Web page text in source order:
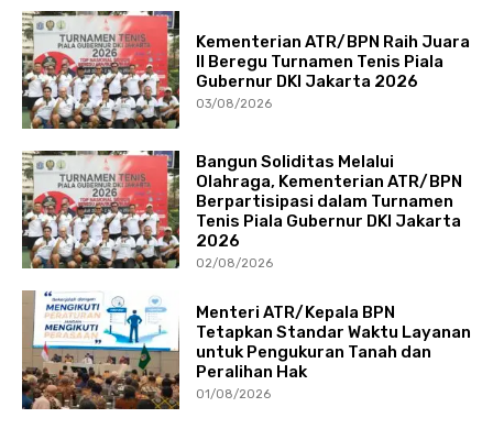
Kementerian ATR/BPN Raih Juara
II Beregu Turnamen Tenis Piala
Gubernur DKI Jakarta 2026
03/08/2026
Bangun Soliditas Melalui
Olahraga, Kementerian ATR/BPN
Berpartisipasi dalam Turnamen
Tenis Piala Gubernur DKI Jakarta
2026
02/08/2026
Menteri ATR/Kepala BPN
Tetapkan Standar Waktu Layanan
untuk Pengukuran Tanah dan
Peralihan Hak
01/08/2026